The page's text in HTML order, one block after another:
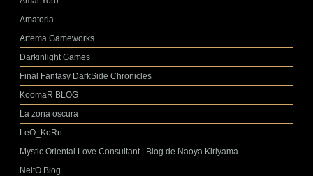
Amatoria
Artema Gameworks
Darkinlight Games
Final Fantasy DarkSide Chronicles
KoomaR BLOG
La zona oscura
LeO_KoRn
Mystic Oriental Love Consultant | Blog de Naoya Kiriyama
NeitO Blog